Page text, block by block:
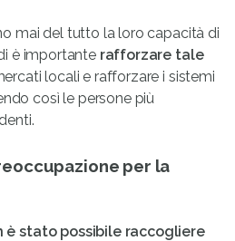
mai del tutto la loro capacità di
è importanterafforzare tale
locali e rafforzare i sistemi
così le persone più
per la
è stato possibile raccogliere